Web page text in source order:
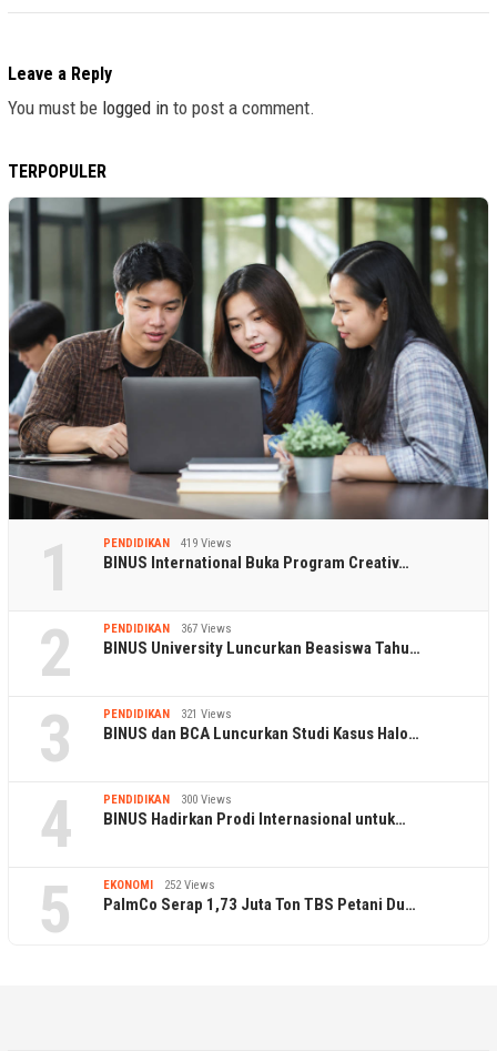
Leave a Reply
You must be logged in to post a comment.
TERPOPULER
1 PENDIDIKAN 419 Views
BINUS International Buka Program Creativ…
2 PENDIDIKAN 367 Views
BINUS University Luncurkan Beasiswa Tahu…
3 PENDIDIKAN 321 Views
BINUS dan BCA Luncurkan Studi Kasus Halo…
4 PENDIDIKAN 300 Views
BINUS Hadirkan Prodi Internasional untuk…
5 EKONOMI 252 Views
PalmCo Serap 1,73 Juta Ton TBS Petani Du…